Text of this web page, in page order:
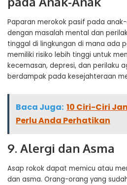
Paparan merokok pasif pada
dengan masalah mental dan
tinggal di lingkungan di mana ada
memiliki risiko lebih tinggi untuk
kecemasan, depresi, dan perilaku
berdampak pada kesejahteraan
Baca Juga: 10 Ciri-Ciri
Perlu Anda Perhatikan
9. Alergi dan Asma
Asap rokok dapat memicu atau
dan asma. Orang-orang yang